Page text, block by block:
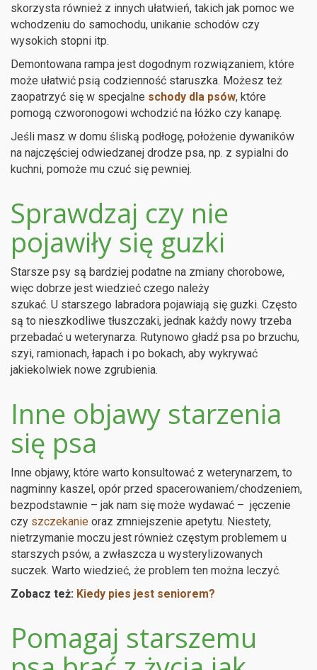
skorzysta również z innych ułatwień, takich jak pomoc we
wchodzeniu do samochodu, unikanie schodów czy
wysokich stopni itp.
Demontowana rampa jest dogodnym rozwiązaniem, które
może ułatwić psią codzienność staruszka. Możesz też
zaopatrzyć się w specjalne schody dla psów, które
pomogą czworonogowi wchodzić na łóżko czy kanapę.
Jeśli masz w domu śliską podłogę, położenie dywaników
na najczęściej odwiedzanej drodze psa, np. z sypialni do
kuchni, pomoże mu czuć się pewniej.
Sprawdzaj czy nie
pojawiły się guzki
Starsze psy są bardziej podatne na zmiany chorobowe,
więc dobrze jest wiedzieć czego należy
szukać. U starszego labradora pojawiają się guzki. Często
są to nieszkodliwe tłuszczaki, jednak każdy nowy trzeba
przebadać u weterynarza. Rutynowo gładź psa po brzuchu,
szyi, ramionach, łapach i po bokach, aby wykrywać
jakiekolwiek nowe zgrubienia.
Inne objawy starzenia
się psa
Inne objawy, które warto konsultować z weterynarzem, to
nagminny kaszel, opór przed spacerowaniem/chodzeniem,
bezpodstawnie – jak nam się może wydawać – jęczenie
czy szczekanie oraz zmniejszenie apetytu. Niestety,
nietrzymanie moczu jest również częstym problemem u
starszych psów, a zwłaszcza u wysterylizowanych
suczek. Warto wiedzieć, że problem ten można leczyć.
Zobacz też: Kiedy pies jest seniorem?
Pomagaj starszemu